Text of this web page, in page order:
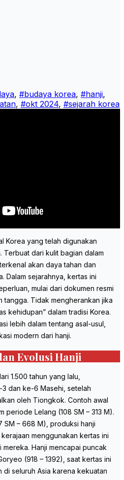
, #budaya korea, #hanji,
, #okt 2024, #sejarah korea
Korea yang telah digunakan
Terbuat dari kulit bagian dalam
akan daya tahan dan
Dalam sejarahnya, kertas ini
mulai dari dokumen resmi
tangga. Tidak mengherankan jika
kehidupan” dalam tradisi Korea.
lebih dalam tentang asal-usul,
modern dari hanji.
Evolusi Hanji
1.500 tahun yang lalu,
dan ke-6 Masehi, setelah
oleh Tiongkok. Contoh awal
periode Lelang (108 SM – 313 M).
SM – 668 M), produksi hanji
menggunakan kertas ini
mereka. Hanji mencapai puncak
(918 – 1392), saat kertas ini
seluruh Asia karena kekuatan